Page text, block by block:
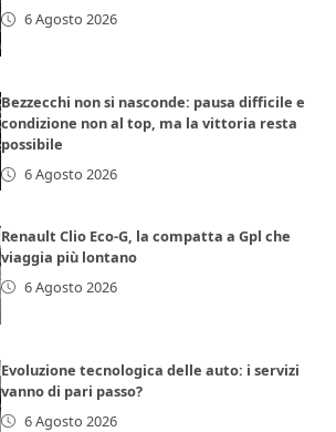
6 Agosto 2026
Bezzecchi non si nasconde: pausa difficile e
condizione non al top, ma la vittoria resta
possibile
6 Agosto 2026
Renault Clio Eco-G, la compatta a Gpl che
viaggia più lontano
6 Agosto 2026
Evoluzione tecnologica delle auto: i servizi
vanno di pari passo?
6 Agosto 2026